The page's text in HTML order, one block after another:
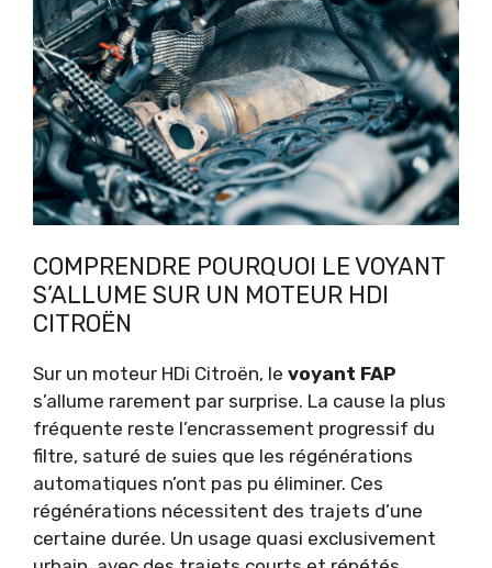
COMPRENDRE POURQUOI LE VOYANT
S’ALLUME SUR UN MOTEUR HDI
CITROËN
Sur un moteur HDi Citroën, le voyant FAP
s’allume rarement par surprise. La cause la plus
fréquente reste l’encrassement progressif du
filtre, saturé de suies que les régénérations
automatiques n’ont pas pu éliminer. Ces
régénérations nécessitent des trajets d’une
certaine durée. Un usage quasi exclusivement